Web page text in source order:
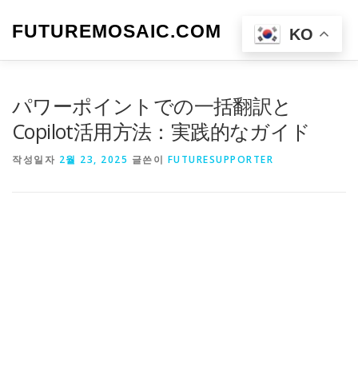
FUTUREMOSAIC.COM 메뉴
パワーポイントでの一括翻訳と
Copilot活用方法：実践的なガイド
작성일자 2월 23, 2025 글쓴이 FUTURESUPPORTER
KO